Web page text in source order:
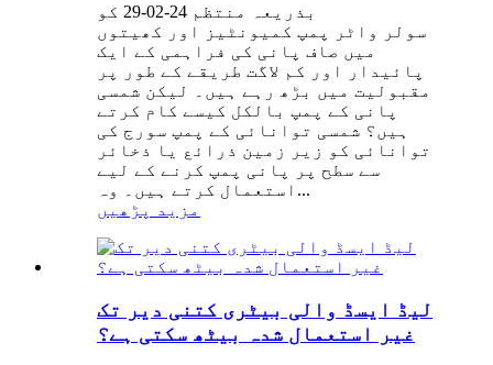
بذریعہ منتظم 24-02-29 کو
سولر واٹر پمپ کمیونٹیز اور کھیتوں
میں صاف پانی کی فراہمی کے ایک
پائیدار اور کم لاگت طریقے کے طور پر
مقبولیت میں بڑھ رہے ہیں۔ لیکن شمسی
پانی کے پمپ بالکل کیسے کام کرتے
ہیں؟ شمسی توانائی کے پمپ سورج کی
توانائی کو زیر زمین ذرائع یا ذخائر
سے سطح پر پانی پمپ کرنے کے لیے
استعمال کرتے ہیں۔ وہ...
مزید پڑھیں
لیڈ ایسڈ والی بیٹری کتنی دیر تک
غیر استعمال شدہ بیٹھ سکتی ہے؟